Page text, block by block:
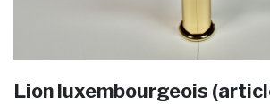
Lion luxembourgeois